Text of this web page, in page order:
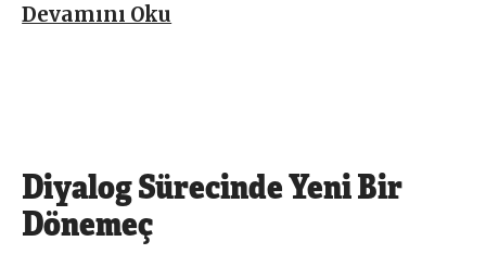
Devamını Oku
Diyalog Sürecinde Yeni Bir
Dönemeç